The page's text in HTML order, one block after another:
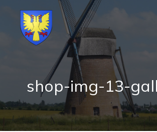
shop-img-13-